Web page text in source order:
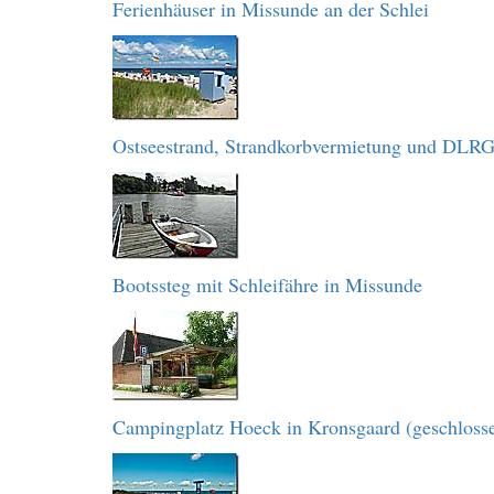
Ferienhäuser in Missunde an der Schlei
Ostseestrand, Strandkorbvermietung und DLRG
Bootssteg mit Schleifähre in Missunde
Campingplatz Hoeck in Kronsgaard